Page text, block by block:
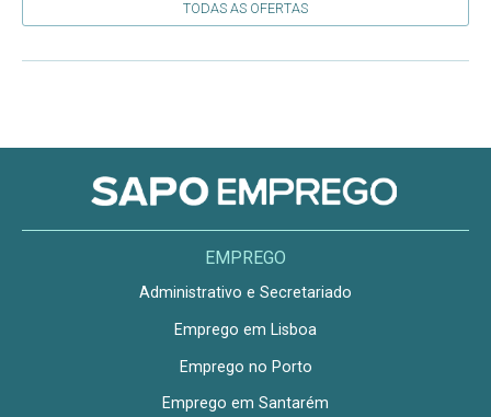
TODAS AS OFERTAS
EMPREGO
Administrativo e Secretariado
Emprego em Lisboa
Emprego no Porto
Emprego em Santarém